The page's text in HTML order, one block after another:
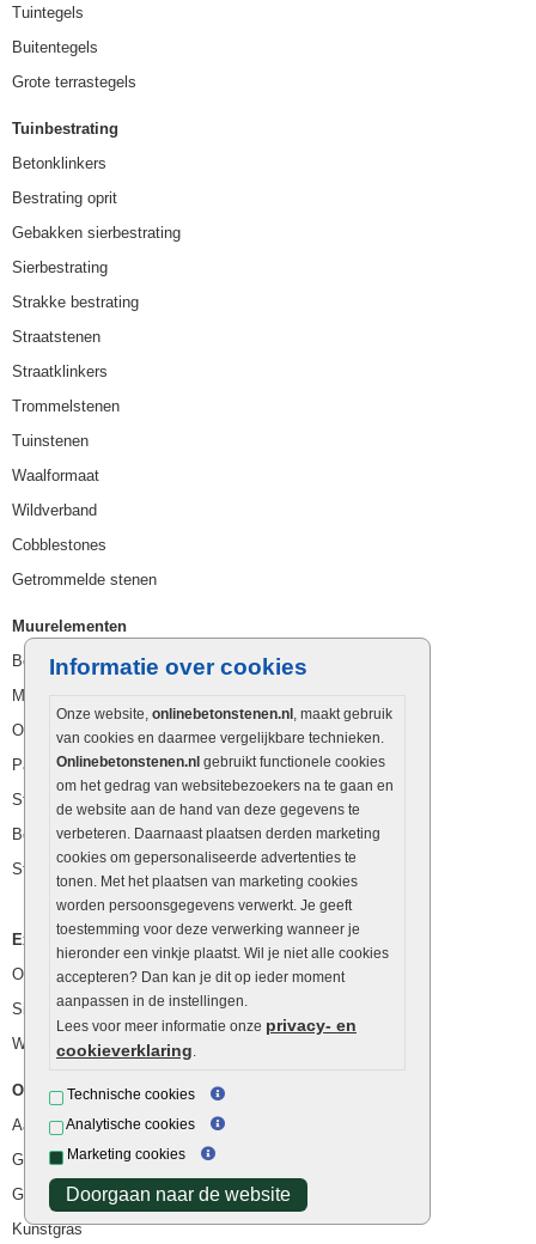
Informatie over cookies
Onze website, onlinebetonstenen.nl , maakt gebruik
van cookies en daarmee vergelijkbare technieken.
Onlinebetonstenen.nl gebruikt functionele cookies
om het gedrag van websitebezoekers na te gaan en
de website aan de hand van deze gegevens te
verbeteren. Daarnaast plaatsen derden marketing
cookies om gepersonaliseerde advertenties te
tonen. Met het plaatsen van marketing cookies
worden persoonsgegevens verwerkt. Je geeft
toestemming voor deze verwerking wanneer je
hieronder een vinkje plaatst. Wil je niet alle cookies
accepteren? Dan kan je dit op ieder moment
aanpassen in de instellingen.
Lees voor meer informatie onze privacy- en
cookieverklaring.
Technische cookies
Analytische cookies
Marketing cookies
Doorgaan naar de website
Tuintegels
Buitentegels
Grote terrastegels
Tuinbestrating
Betonklinkers
Bestrating oprit
Gebakken sierbestrating
Sierbestrating
Strakke bestrating
Straatstenen
Straatklinkers
Trommelstenen
Tuinstenen
Waalformaat
Wildverband
Cobblestones
Getrommelde stenen
Muurelementen
Betonbielzen
Muurstenen
Opsluitbanden
Palissaden
Stapelblokken
Betonblokken
Stapelstenen
Extra benodigdheden
Ophoogzand
Siergrind en siersplit
Waterafvoer
Overig
Aanbiedingen
Goedkope bestrating
Goedkope tuintegels
Kunstgras